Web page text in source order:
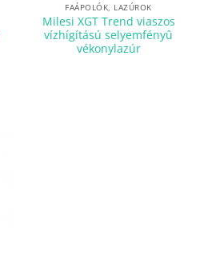
FAÁPOLÓK, LAZÚROK
Milesi XGT Trend viaszos
vízhígítású selyemfényû
vékonylazúr